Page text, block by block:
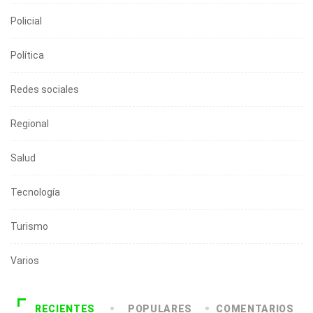
Policial
Política
Redes sociales
Regional
Salud
Tecnología
Turismo
Varios
RECIENTES POPULARES COMENTARIOS